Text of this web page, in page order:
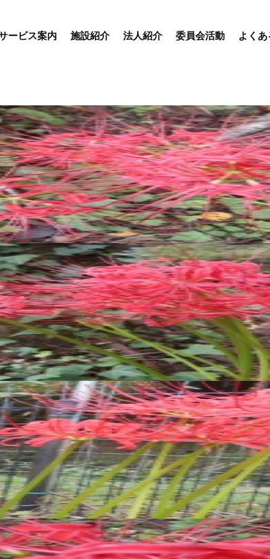
ービス案内 施設紹介
ビスセンター
の里
特別養護老人ホーム
優・悠・邑 和合
盲養護老人
優・悠・
法人紹介 委員会活動
優・悠・邑 和合 専門委員
会
優・悠・邑 和 専門委員会
よくあ